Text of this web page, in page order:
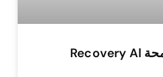
ريكفري السمحة Recovery Al